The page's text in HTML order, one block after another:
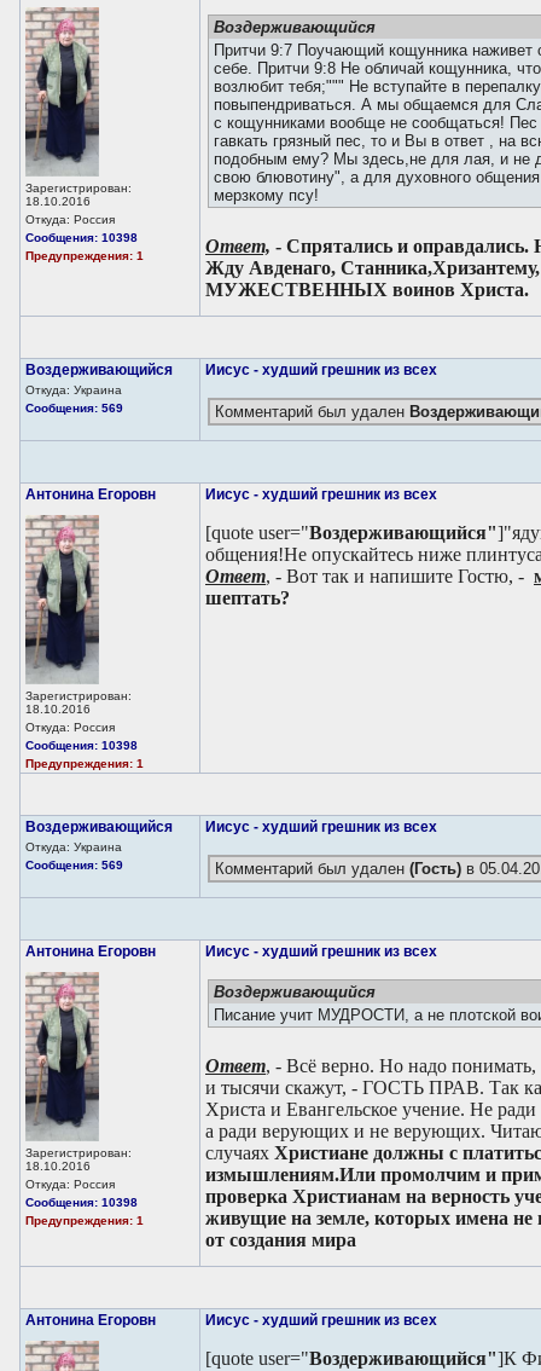
Зарегистрирован:
18.10.2016
Откуда: Россия
Сообщения: 10398
Предупреждения: 1
Воздерживающийся
Притчи 9:7 Поучающий кощунника наживет
себе. Притчи 9:8 Не обличай кощунника,
возлюбит тебя;""" Не вступайте в
повыпендриваться. А мы общаемся для
с кощунниками вообще не сообщаться! Пес
гавкать грязный пес, то и Вы в ответ , на
подобным ему? Мы здесь,не для лая, и не
свою блювотину", а для духовного
мерзкому псу!
Ответ, - Спрятались и
Жду Авденаго,
МУЖЕСТВЕННЫХ воинов Христа.
Воздерживающийся
Откуда: Украина
Сообщения: 569
Иисус - худший грешник из всех
Комментарий был удален
Антонина Егоровн
Зарегистрирован:
18.10.2016
Откуда: Россия
Сообщения: 10398
Предупреждения: 1
Иисус - худший грешник из всех
[quote user="Воздерживающийся"
общения!Не опускайтесь ниже
Ответ, - Вот так и напишите Гостю, -
шептать?
Воздерживающийся
Откуда: Украина
Сообщения: 569
Иисус - худший грешник из всех
Комментарий был удален (Гость) в
Антонина Егоровн
Зарегистрирован:
18.10.2016
Откуда: Россия
Сообщения: 10398
Предупреждения: 1
Иисус - худший грешник из всех
Воздерживающийся
Писание учит МУДРОСТИ, а не плотской
Ответ, - Всё верно. Но надо понимать,
и тысячи скажут, - ГОСТЬ ПРАВ. Так
Христа и Евангельское учение. Не
а ради верующих и не верующих.
случаях Христиане должны с
измышлениям.Или промолчим и
проверка Христианам на верность
живущие на земле, которых имена не
от создания мира
Антонина Егоровн Иисус - худший грешник из всех
[quote user="Воздерживающийся"]К